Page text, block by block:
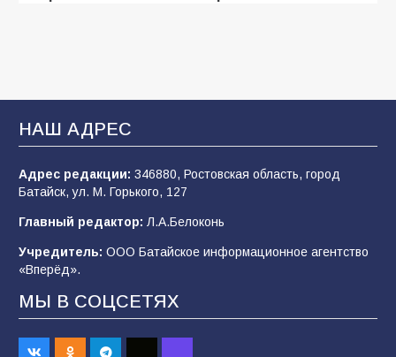
деле происходит в армии России в августе
2026 года
99 03.08.2026
«Пургу нести — не поля переходить»: почему
заявления о мобилизации — это
пропагандистский вброс
НАШ АДРЕС
Адрес редакции: 346880, Ростовская область, город
Батайск, ул. М. Горького, 127
Главный редактор: Л.А.Белоконь
Учредитель: ООО Батайское информационное агентство
«Вперёд».
МЫ В СОЦСЕТЯХ